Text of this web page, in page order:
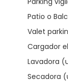
Patio o
Valet
Cargador
Lavadora
Secadora